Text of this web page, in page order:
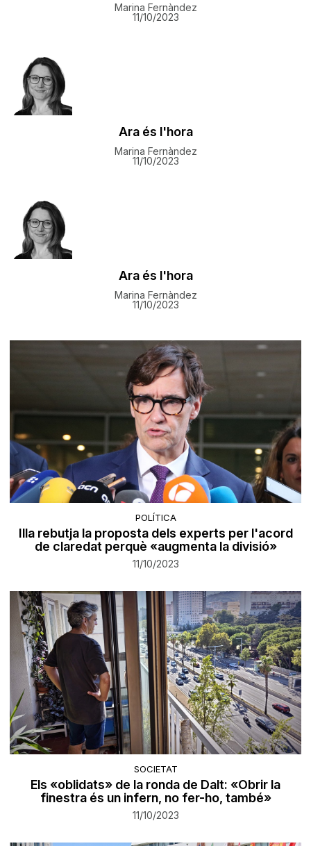
Marina Fernàndez
11/10/2023
Ara és l'hora
Marina Fernàndez
11/10/2023
Ara és l'hora
Marina Fernàndez
11/10/2023
POLÍTICA
Illa rebutja la proposta dels experts per l'acord
de claredat perquè «augmenta la divisió»
11/10/2023
SOCIETAT
Els «oblidats» de la ronda de Dalt: «Obrir la
finestra és un infern, no fer-ho, també»
11/10/2023